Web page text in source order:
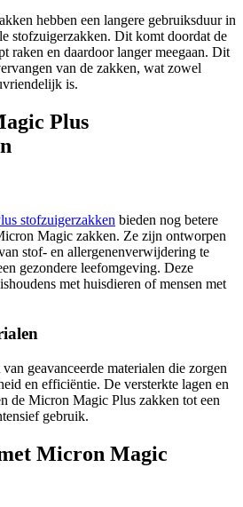
hebben een langere gebruiksduur in
stofzuigerzakken. Dit komt doordat de
raken en daardoor langer meegaan. Dit
van de zakken, wat zowel
is.
Plus
stofzuigerzakken bieden nog betere
Magic zakken. Ze zijn ontworpen
stof- en allergenenverwijdering te
gezondere leefomgeving. Deze
met huisdieren of mensen met
geavanceerde materialen die zorgen
en efficiëntie. De versterkte lagen en
de Micron Magic Plus zakken tot een
gebruik.
Micron Magic